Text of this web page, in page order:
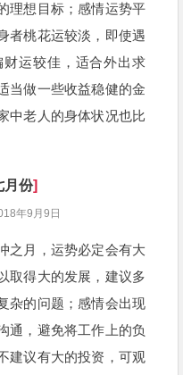
理想目标；感情运势平
者桃花运较淡，即使遇
运较佳，适合外出求
当做一些收益稳健的金
中老人的身体状况也比
月份]
年9月9日
之月，运势必定会有大
取得大的发展，建议多
杂的问题；感情会出现
通，避免将工作上的负
建议有大的投资，可观